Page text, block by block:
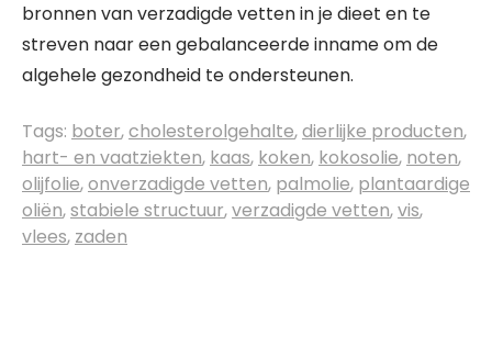
bronnen van verzadigde vetten in je dieet en te
streven naar een gebalanceerde inname om de
algehele gezondheid te ondersteunen.
Tags: boter,cholesterolgehalte,dierlijke producten,
hart- en vaatziekten, kaas, koken, kokosolie, noten,
olijfolie,onverzadigde vetten, palmolie, plantaardige
oliën,stabiele structuur,verzadigde vetten,vis,
vlees, zaden